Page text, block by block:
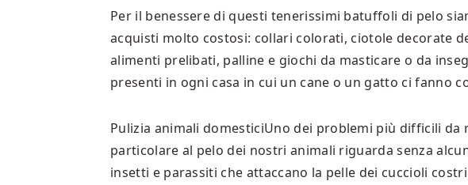
Per il benessere di questi tenerissimi batuffoli di pelo
acquisti molto costosi: collari colorati, ciotole decorate
alimenti prelibati, palline e giochi da masticare o da
presenti in ogni casa in cui un cane o un gatto ci fanno
Pulizia animali domesticiUno dei problemi più difficili da
particolare al pelo dei nostri animali riguarda senza
insetti e parassiti che attaccano la pelle dei cuccioli